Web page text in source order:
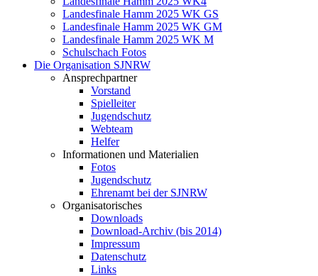
Landesfinale Hamm 2025 WK GS
Landesfinale Hamm 2025 WK GM
Landesfinale Hamm 2025 WK M
Schulschach Fotos
Die Organisation SJNRW
Ansprechpartner
Vorstand
Spielleiter
Jugendschutz
Webteam
Helfer
Informationen und Materialien
Fotos
Jugendschutz
Ehrenamt bei der SJNRW
Organisatorisches
Downloads
Download-Archiv (bis 2014)
Impressum
Datenschutz
Links